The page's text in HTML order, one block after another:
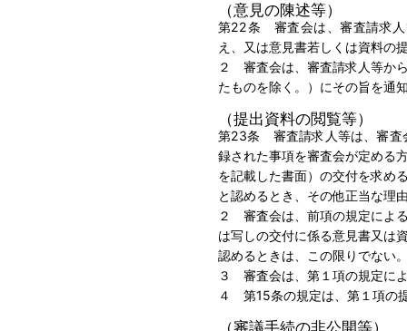
（意見の陳述等）
第22条 審査会は、審査請求人
え、又は意見書若しくは資料の
２ 審査会は、審査請求人等か
たものを除く。）にその旨を通
（提出資料の閲覧等）
第23条 審査請求人等は、審査
録された事項を審査会が定める
を記載した書面）の交付を求め
と認めるとき、その他正当な理
２ 審査会は、前項の規定によ
は写しの交付に係る意見書又は
認めるときは、この限りでない
３ 審査会は、第１項の規定に
４ 第15条の規定は、第１項の
（審議手続の非公開等）